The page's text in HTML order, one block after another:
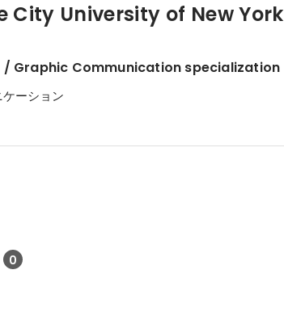
City University of New York
Graphic Communication specialization
ーション
0